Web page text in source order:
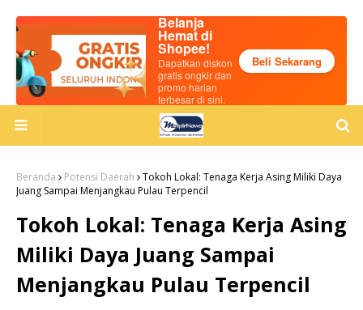
Belanja
Hemat di
Shopee!
Dapatkan diskon
gratis ongkir dan
promo harian
terbesar di sini.
Beli Sekarang
Beranda Potensi Daerah
Tokoh Lokal: Tenaga Kerja Asing Miliki Daya
Juang Sampai Menjangkau Pulau Terpencil
Tokoh Lokal: Tenaga Kerja Asing
Miliki Daya Juang Sampai
Menjangkau Pulau Terpencil